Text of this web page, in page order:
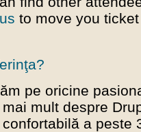
to move you
pe oricine
mult despre
a peste